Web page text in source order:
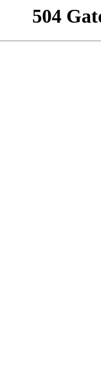
504